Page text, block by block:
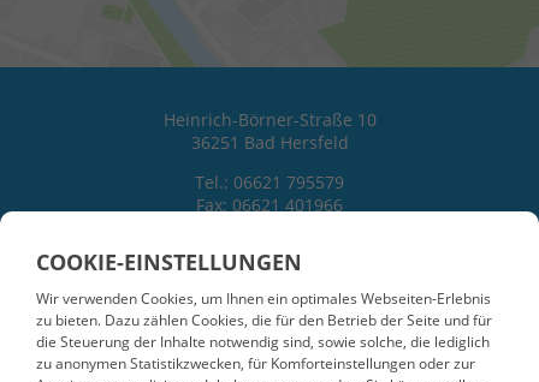
Heinrich-Börner-Straße 10
36251 Bad Hersfeld
Tel.: 06621 795579
Fax: 06621 401966
Internet: www.diakonie-hef-rof/soziale-hilfe-
beratung/uebersicht.de
COOKIE-EINSTELLUNGEN
Wir verwenden Cookies, um Ihnen ein optimales Webseiten-Erlebnis
zu bieten. Dazu zählen Cookies, die für den Betrieb der Seite und für
die Steuerung der Inhalte notwendig sind, sowie solche, die lediglich
zu anonymen Statistikzwecken, für Komforteinstellungen oder zur